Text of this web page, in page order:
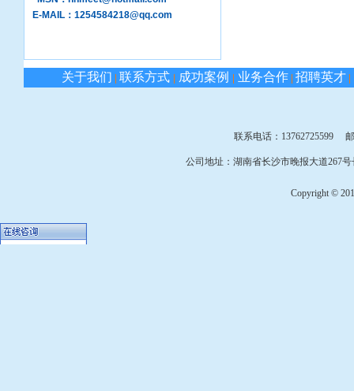
E-MAIL：1254584218@qq.com
关于我们 | 联系方式 | 成功案例 | 业务合作 | 招聘英才 |
联系电话：13762725599
公司地址：湖南省长沙市晚报大道267
Copyright ©